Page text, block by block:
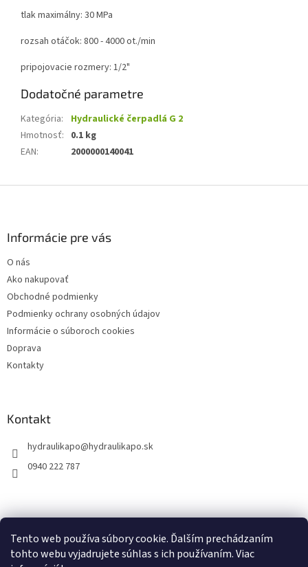
Tento web používa súbory cookie. Ďalším prechádzaním
tohto webu vyjadrujete súhlas s ich používaním. Viac
tlak maximálny: 30 MPa
rozsah otáčok: 800 - 4000 ot./min
pripojovacie rozmery: 1/2"
Dodatočné parametre
Kategória:
Hydraulické čerpadlá G 2
Hmotnosť: 0.1 kg
EAN: 2000000140041
Informácie pre vás
O nás
Ako nakupovať
Obchodné podmienky
Podmienky ochrany osobných údajov
Informácie o súboroch cookies
Doprava
Kontakty
Kontakt
hydraulikapo@hydraulikapo.sk
0940 222 787